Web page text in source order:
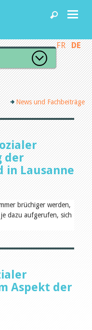
FR DE
News und Fachbeiträge
der
Lausanne
brüchiger werden,
dazu aufgerufen, sich
Aspekt der